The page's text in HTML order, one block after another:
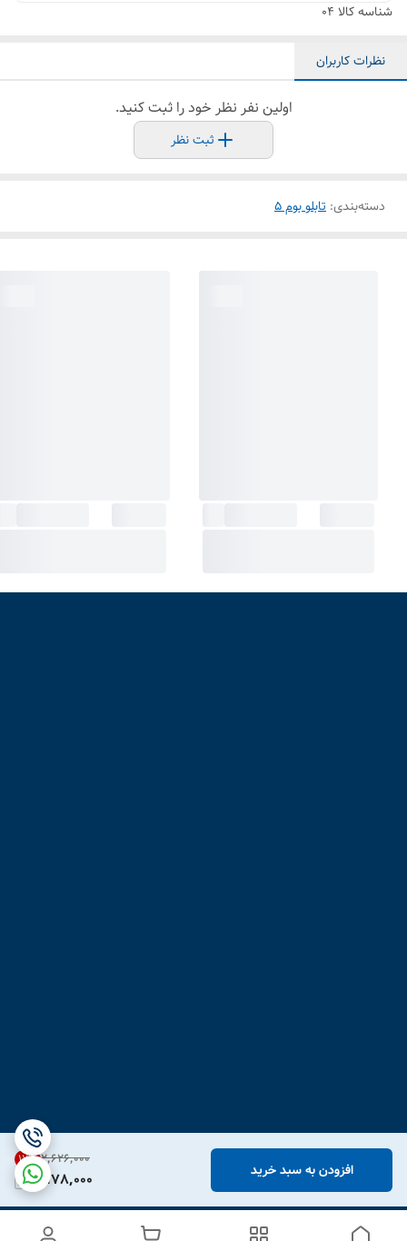
شناسه کالا 04
۲٬۶۲۶٬۰۰۰ 17%
2,178,000 افزودن به سبد خرید
نظرات کاربران
اولین نفر نظر خود را ثبت کنید.
ثبت نظر
دسته‌بندی: تابلو بوم 5